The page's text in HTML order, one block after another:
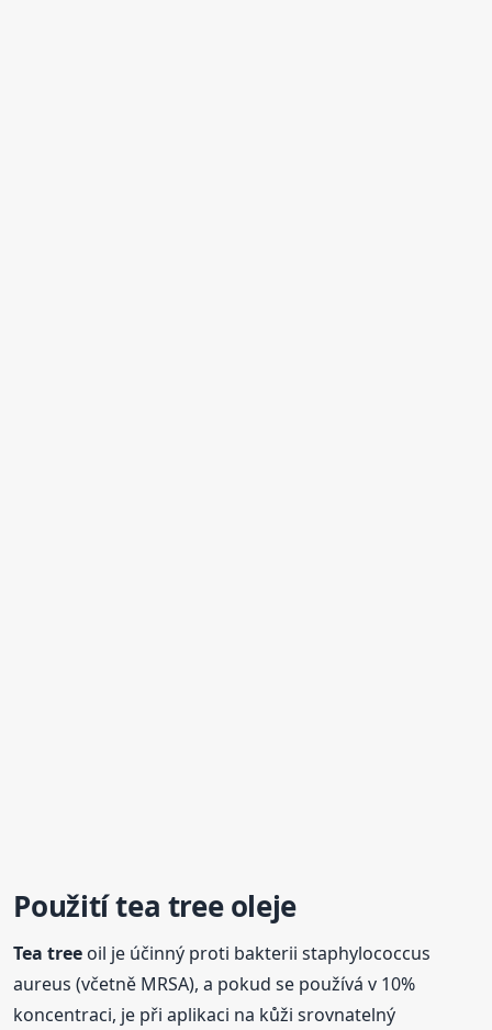
Použitítea treeoleje
Tea tree oil je účinný proti bakterii staphylococcus
aureus (včetně MRSA), a pokud se používá v 10%
koncentraci, je při aplikaci na kůži srovnatelný